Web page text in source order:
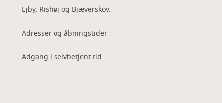
Ejby, Rishøj og Bjæverskov.
Adresser og åbningstider
Adgang i selvbetjent tid